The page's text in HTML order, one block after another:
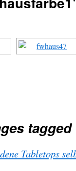
Tabletops